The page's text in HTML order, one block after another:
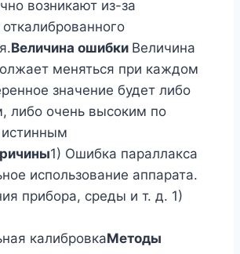
возникают из-за
Величина ошибки Величина
меняться при каждом
значение будет либо
либо очень высоким по
1) Ошибка параллакса
использование аппарата.
прибора, среды и т. д. 1)
калибровкаМетоды